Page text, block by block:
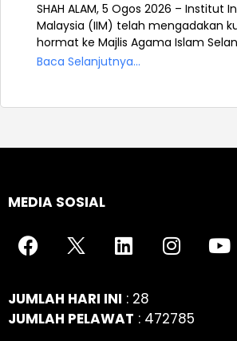
SHAH ALAM, 5 Ogos 2026 – Institut
Malaysia (IIM) telah mengadakan
hormat ke Majlis Agama Islam
Baca Selanjutnya...
MEDIA SOSIAL
JUMLAH HARI INI : 28
JUMLAH PELAWAT : 472785